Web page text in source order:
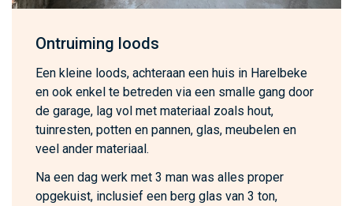
Ontruiming loods
Een kleine loods, achteraan een huis in Harelbeke
en ook enkel te betreden via een smalle gang door
de garage, lag vol met materiaal zoals hout,
tuinresten, potten en pannen, glas, meubelen en
veel ander materiaal.
Na een dag werk met 3 man was alles proper
opgekuist, inclusief een berg glas van 3 ton,